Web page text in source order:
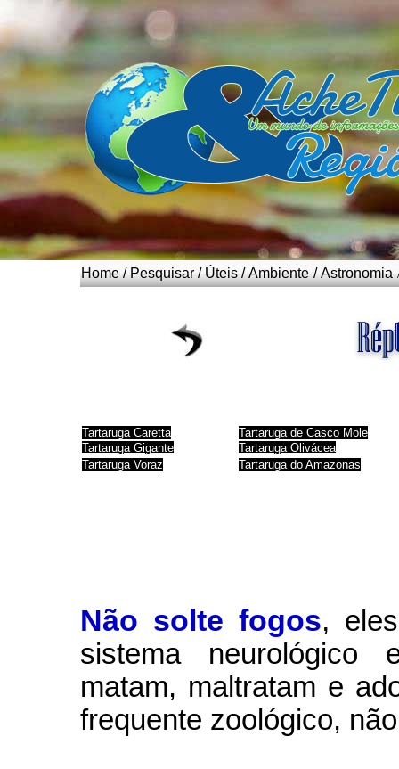
Home / Pesquisar / Úteis /Ambiente /Astronomia
Tartaruga Caretta
Tartaruga de Casco Mole
Tartaruga Gigante
Tartaruga Olivácea
Tartaruga Voraz
Tartaruga do Amazonas
Não solte fogos,
sistema neurológico
matam, maltratam e
frequente zoológico,